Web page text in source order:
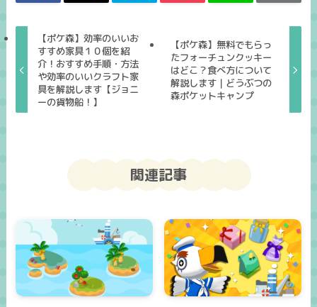
【ポケ森】効率のいいお
すすめ家具１０個を紹
介！おすすめ手順・方法
や効率のいいクラフト家
具を解説します【ジョニ
ーの貨物船！】
【ポケ森】無料でもらっ
たフォーチュンクッキー
はどこ？食べ方について
解説します｜どうぶつの
森ポケットキャンプ
関連記事